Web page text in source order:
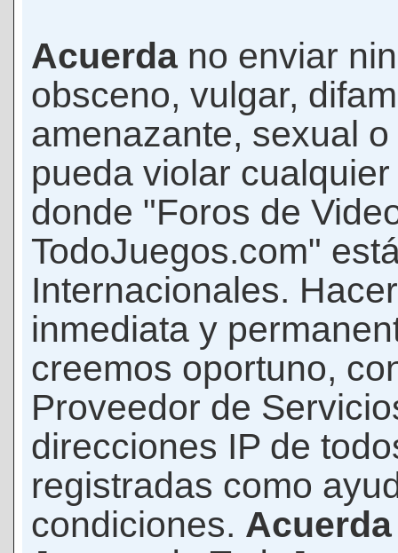
Acuerda no enviar
obsceno, vulgar,
amenazante, sexual
pueda violar
donde "Foros de
TodoJuegos.com"
Internacionales.
inmediata y
creemos oportuno,
Proveedor de
direcciones IP de
registradas como
condiciones. Acuerda